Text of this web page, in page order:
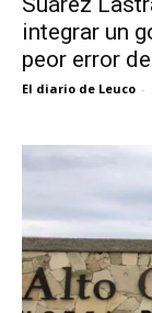
integrar un
peor error
El diario de Leuco -